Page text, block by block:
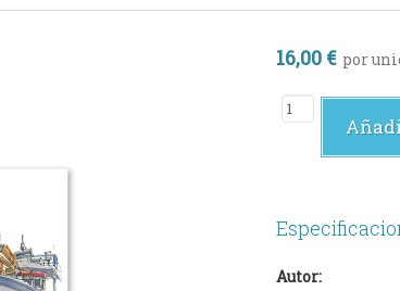
16,00 € por
Autor: